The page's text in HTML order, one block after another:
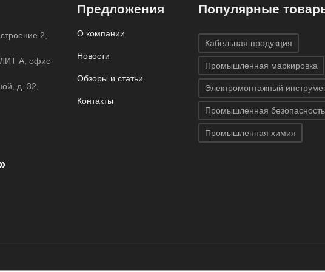
2,
ЛИТ А, офис
д. 32,
Предложения
О компании
Новости
Обзоры и статьи
Контакты
Популярные
Кабельная продукция
Промышленная маркировка
Электромонтажный
Промышленная безопасность
Промышленная химия